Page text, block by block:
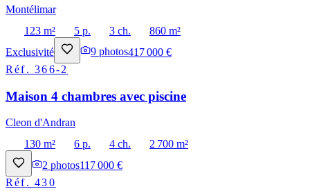
Montélimar
123 m²
5 p. 3 ch.
860 m²
Exclusivité
9 photos417 000 €
Réf.366-2
Maison 4 chambres avec piscine
Cleon d'Andran
130 m²
6 p. 4 ch.
2 700 m²
2 photos117 000 €
Réf.430